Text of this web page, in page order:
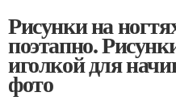
Рисунки на
поэтапно.
иголкой для
фото